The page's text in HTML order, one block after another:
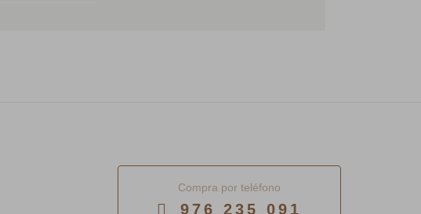
Compra por teléfono
976 235 091